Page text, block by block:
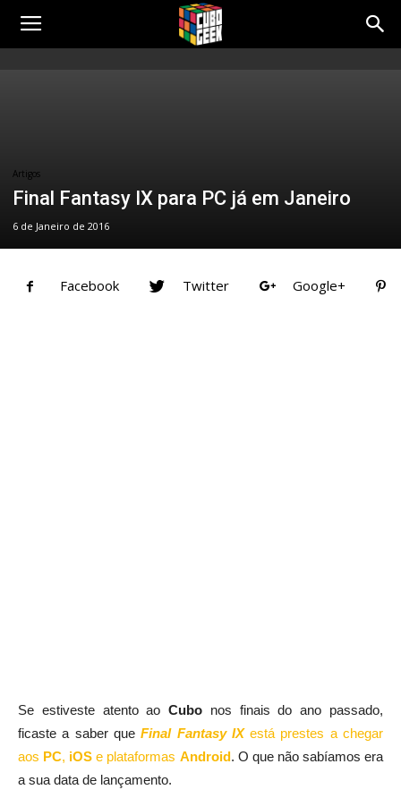
Artigos
Final Fantasy IX para PC já em Janeiro
6 de Janeiro de 2016
Facebook Twitter Google+
Se estiveste atento aoCubo nos finais do ano passado,
ficaste a saber queFinal Fantasy IXestá prestes a chegar
aos PC, iOS e plataformas Android. O que não sabíamos era
a sua data de lançamento.